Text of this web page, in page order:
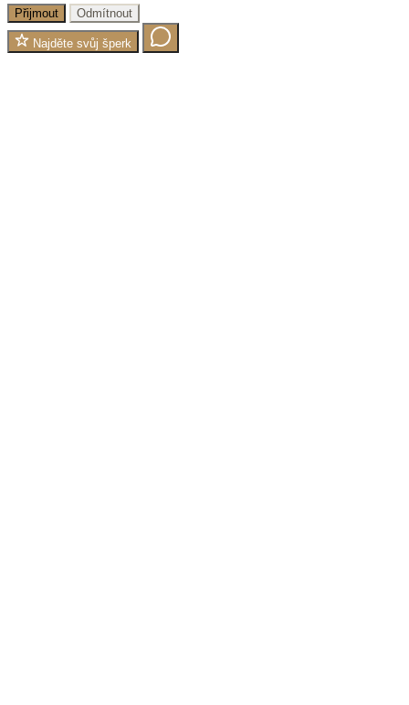
Přijmout Odmítnout
Najděte svůj šperk